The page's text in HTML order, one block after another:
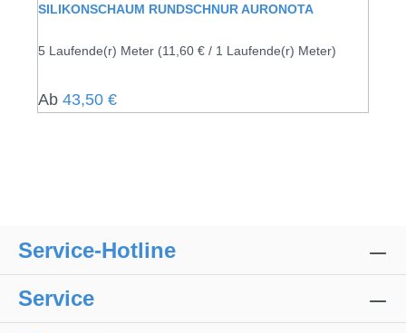
SILIKONSCHAUM RUNDSCHNUR AURONOTA
5 Laufende(r) Meter (11,60 € / 1 Laufende(r) Meter)
Regulärer Preis:
Ab 43,50 €
Service-Hotline
Service